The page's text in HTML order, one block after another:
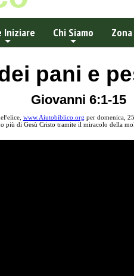
Iniziare Chi Siamo
pani e
Giovanni 6:1-15
www.Aiutobiblico.org per domenica,
più di Gesù Cristo tramite il miracolo della